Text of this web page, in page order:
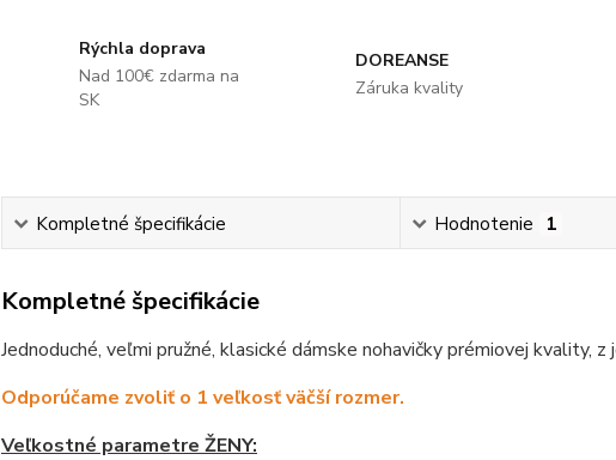
Rýchla doprava
Nad 100€ zdarma na
SK
DOREANSE
Záruka kvality
Kompletné špecifikácie Hodnotenie 1
Kompletné špecifikácie
Jednoduché, veľmi pružné, klasické dámske nohavičky prémiovej kvality, z
Odporúčame zvoliť o 1 veľkosť väčší rozmer.
Veľkostné parametre ŽENY: